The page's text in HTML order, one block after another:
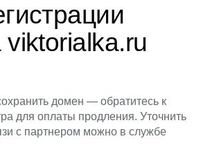
домен — обратитесь к
для оплаты продления. Уточнить
с партнером можно в службе